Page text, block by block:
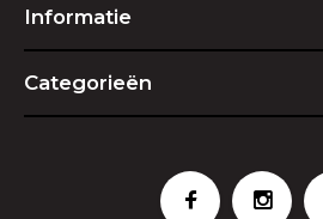
Informatie
Categorieën